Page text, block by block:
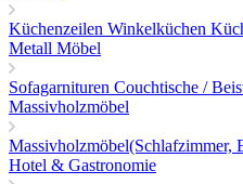
Küchenzeilen Winkelküchen
Metall Möbel
Sofagarnituren Couchtische /
Massivholzmöbel
Massivholzmöbel(Schlafzimmer,
Hotel & Gastronomie